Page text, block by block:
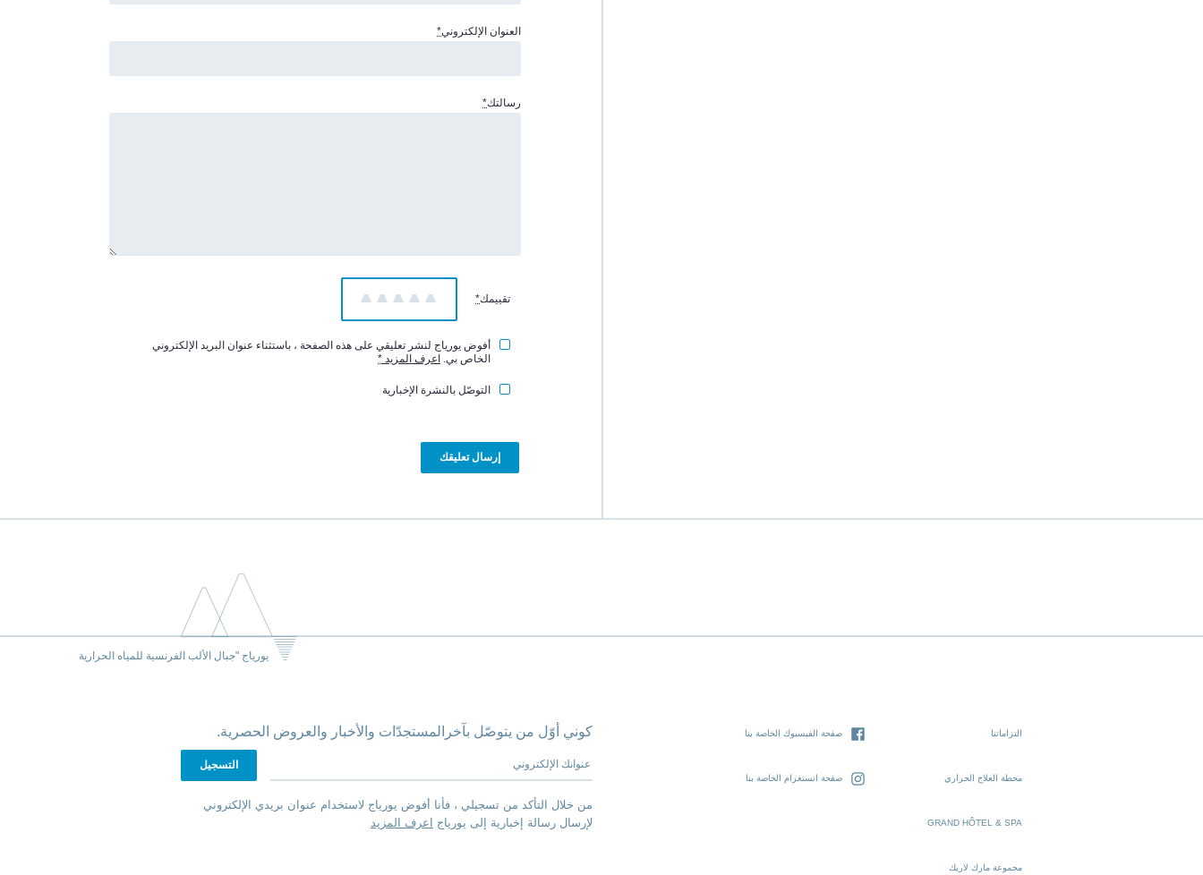
العنوان الإلكتروني*
رسالتك*
تقييمك*
5 4 3 2 1
أفوض يورياج لنشر تعليقي على هذه الصفحة ، باستثناء عنوان البريد الإلكتروني
الخاص بي. اعرف المزيد *
التوصّل بالنشرة الإخبارية
يورياج "جبال الألب الفرنسية للمياه الحرارية
التزاماتنا
محطة العلاج الحراري
GRAND HÔTEL & SPA
مجموعة مارك لاريك
صفحة الفيسبوك الخاصة بنا
صفحة انستغرام الخاصة بنا
كوني أوّل من يتوصّل بآخرالمستجدّات والأخبار والعروض الحصرية.
عنوانك الإلكتروني
من خلال التأكد من تسجيلي ، فأنا أفوض يورياج لاستخدام عنوان بريدي الإلكتروني
لإرسال رسالة إخبارية إلى يورياج
اعرف المزيد